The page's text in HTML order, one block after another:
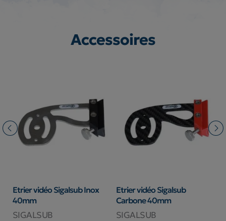
Accessoires
Etrier vidéo Sigalsub Inox
40mm
SIGALSUB
Etrier vidéo Sigalsub
Carbone 40mm
SIGALSUB